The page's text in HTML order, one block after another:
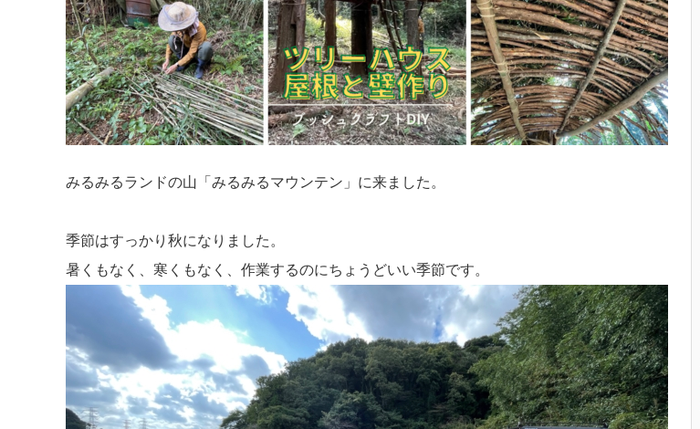
みるみるランドの山「みるみるマウンテン」に来ました。
季節はすっかり秋になりました。
暑くもなく、寒くもなく、作業するのにちょうどいい季節です。